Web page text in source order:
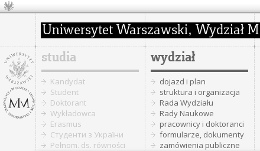
studia
Kandydat
Student
Doktorant
Wykładowca
Erasmus
Cтуденти з України
Pełnom. ds. równości
wydział
dojazd i plan
struktura i organizacja
Rada Wydziału
Rady Naukowe
pracownicy i doktoranci
formularze, dokumenty
zamówienia publiczne